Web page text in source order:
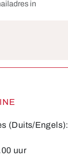
(Duits/Engels):
uur